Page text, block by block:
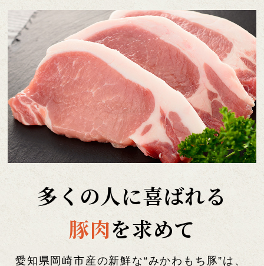
多くの人に喜ばれる
豚肉を求めて
愛知県岡崎市産の新鮮な“みかわもち豚”は、